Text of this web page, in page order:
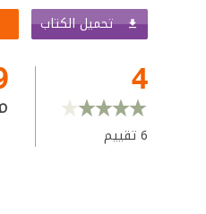
تحميل الكتاب
4
6تقييم